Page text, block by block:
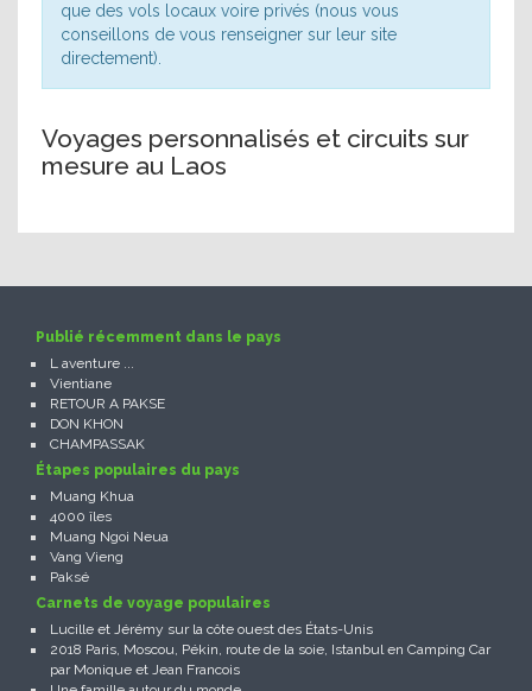
que des vols locaux voire privés (nous vous
conseillons de vous renseigner sur leur site
directement).
Voyages personnalisés et circuits sur
mesure au Laos
Publié récemment dans le pays
L aventure ...
Vientiane
RETOUR A PAKSE
DON KHON
CHAMPASSAK
Étapes populaires du pays
Muang Khua
4000 îles
Muang Ngoi Neua
Vang Vieng
Paksé
Carnets de voyage populaires
Lucille et Jérémy sur la côte ouest des États-Unis
2018 Paris, Moscou, Pékin, route de la soie, Istanbul en Camping Car
par Monique et Jean Francois